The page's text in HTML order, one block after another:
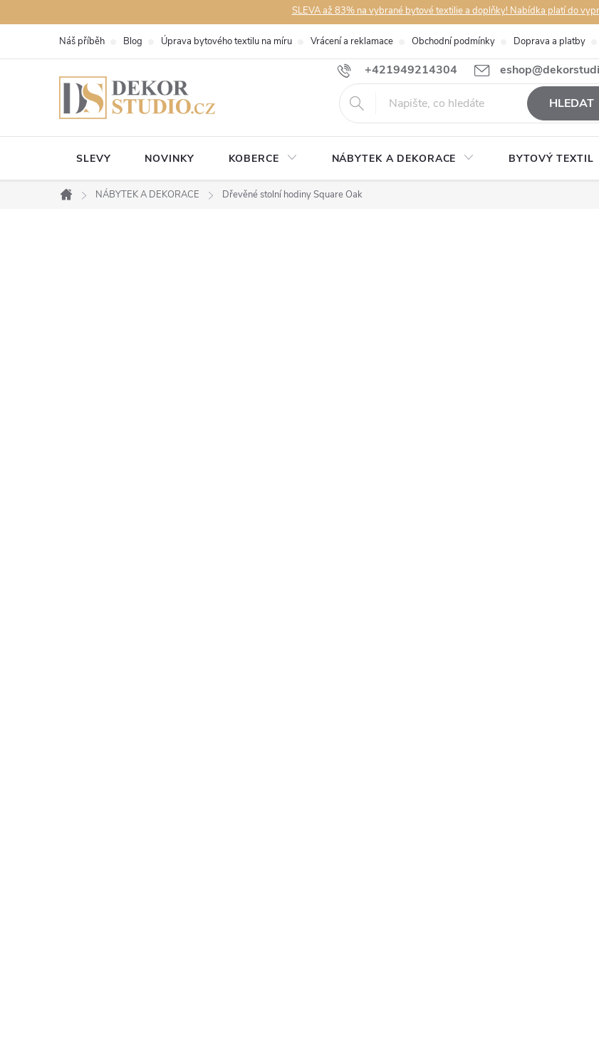
na
SLEVA až 83% na vybrané bytové textilie a doplňky! Nabídka platí do
+421949214304
Náš příběh Blog Úprava bytového textilu na míru Vrácení a reklamace Obchodní podmínky Doprava a platby
HLEDAT
SLEVY NOVINKY KOBERCE NÁBYTEK A DEKORACE BYTOVÝ TEXTIL
Domů
NÁBYTEK A DEKORACE Dřevěné stolní hodiny Square Oak